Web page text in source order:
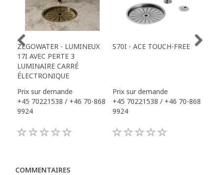
ZEGOWATER - LUMINEUX
17I AVEC PERTE 3
LUMINAIRE CARRÉ
ÉLECTRONIQUE
Prix sur demande
+45 70221538 / +46 70-868
9924
S70I - ACE TOUCH-FREE
Prix sur demande
+45 70221538 / +46 70-868
9924
COMMENTAIRES